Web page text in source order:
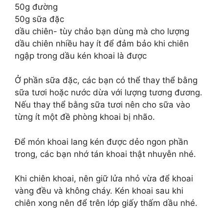
50g đường
50g sữa đặc
dầu chiên- tùy chảo bạn dùng mà cho lượng
dầu chiên nhiều hay ít để đảm bảo khi chiên
ngập trong dầu kén khoai là được
Ở phần sữa đặc, các bạn có thể thay thể bằng
sữa tươi hoặc nước dừa với lượng tương đương.
Nếu thay thể bằng sữa tươi nên cho sữa vào
từng ít một đề phòng khoai bị nhão.
Để món khoai lang kén được dẻo ngon phần
trong, các bạn nhớ tán khoai thật nhuyễn nhé.
Khi chiên khoai, nên giữ lửa nhỏ vừa để khoai
vàng đều và không cháy. Kén khoai sau khi
chiên xong nên để trên lớp giấy thấm dầu nhé.